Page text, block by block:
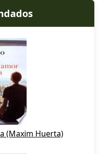
(Maxim Huerta)